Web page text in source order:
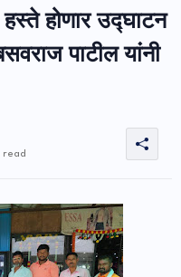
होणार उद्घाटन
पाटील यांनी
read